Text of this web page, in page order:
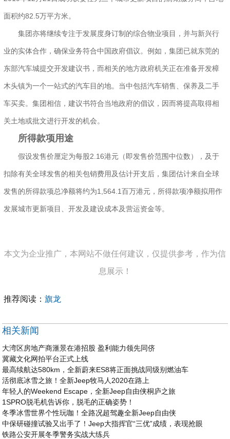
面积约82.5万平方米。
集团亦将继续专注于发展度身订制的综合物业项目，并与新兴行
业的实体合作，确保业务符合中国政府倡议。例如，集团已就东莞的
东部汽车城提交开发建议书，而相关的地方政府机关正在准备开发樟
木头镇为一个一站式的汽车目的地。当中包括汽车销售、保养及二手
车买卖。集团相信，建议书符合当地政府的倡议，因而将提高取得相
关土地或批文进行开发的机会。
所得款项用途
假设发售价厘定为每股2.16港元（即发售价范围中位数），及于
扣除有关全球发售的相关包销费用及估计开支后，集团估计来自全球
发售的所得款项总净额将约为1,564.1百万港元，所得款项净额拟用作
发展城市更新项目、开发及建设成本及营运资金等。
本文为企业推广，本网站不做任何建议，仅提供参考，作为信
息展示！
推荐阅读：旗龙
相关新闻
大湾区房地产商滙景在港招股 盈利能力领先同侪
冀藏文化网拍平台正式上线
最高续航达580km，全新蔚来ES8将正面挑战同级别燃油车
活彻底冰雪之旅！全新Jeep牧马人2020在路上
年轻人的Weekend Escape，全新Jeep自由侠桐庐之旅
1SPRO脱毛机告诉你，脱毛的正确姿势！
冬季冰雪世界个性玩咖！全路况超驾趣全新Jeep自由侠
中保研碰撞试验又出手了！Jeep大指挥官“三优”成绩，表现抢眼
铁路公安开展冬季警务实战大练兵